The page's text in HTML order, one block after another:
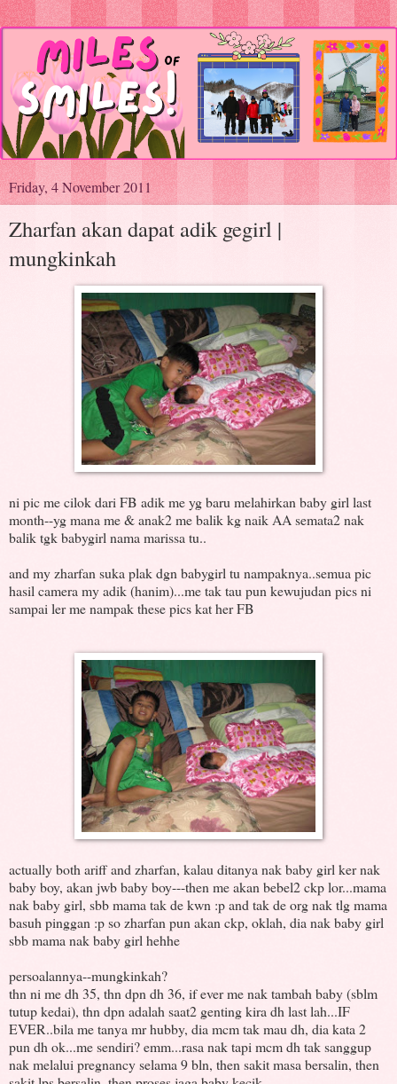
Friday, 4 November 2011
Zharfan akan dapat adik gegirl |
mungkinkah
ni pic me cilok dari FB adik me yg baru melahirkan baby girl last
month--yg mana me & anak2 me balik kg naik AA semata2 nak
balik tgk babygirl nama marissa tu..
and my zharfan suka plak dgn babygirl tu nampaknya..semua pic
hasil camera my adik (hanim)...me tak tau pun kewujudan pics ni
sampai ler me nampak these pics kat her FB
actually both ariff and zharfan, kalau ditanya nak baby girl ker nak
baby boy, akan jwb baby boy---then me akan bebel2 ckp lor...mama
nak baby girl, sbb mama tak de kwn :p and tak de org nak tlg mama
basuh pinggan :p so zharfan pun akan ckp, oklah, dia nak baby girl
sbb mama nak baby girl hehhe
persoalannya--mungkinkah?
thn ni me dh 35, thn dpn dh 36, if ever me nak tambah baby (sblm
tutup kedai), thn dpn adalah saat2 genting kira dh last lah...IF
EVER..bila me tanya mr hubby, dia mcm tak mau dh, dia kata 2
pun dh ok...me sendiri? emm...rasa nak tapi mcm dh tak sanggup
nak melalui pregnancy selama 9 bln, then sakit masa bersalin, then